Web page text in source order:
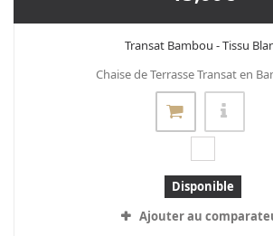
Transat Bambou - Tissu
Chaise de Terrasse Transat en
Disponible
Ajouter au